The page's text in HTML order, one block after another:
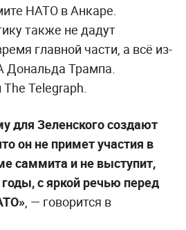
НАТО в Анкаре.
также не дадут
главной части, а всё из-
Дональда Трампа.
Telegraph.
для Зеленского создают
он не примет участия в
саммита и не выступит,
с яркой речью перед
, — говорится в